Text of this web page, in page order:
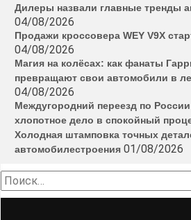
Дилеры назвали главные тренды
04/08/2026
Продажи кроссовера WEY V9X
04/08/2026
Магия на колёсах: как фанаты
превращают свои автомобили в
04/08/2026
Междугородний переезд по
хлопотное дело в спокойный
Холодная штамповка точных
автомобилестроения 01/08/2026
Найти: